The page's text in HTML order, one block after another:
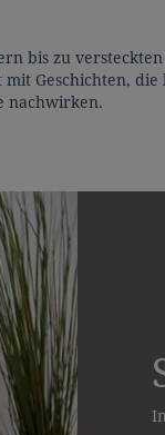
bis zu
Geschichten, die
nachwirken.